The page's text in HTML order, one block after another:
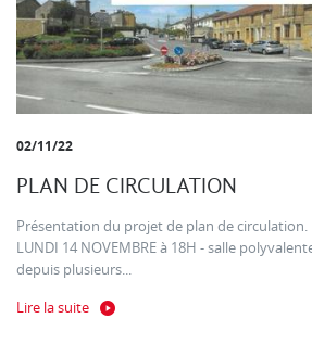
02/11/22
PLAN DE CIRCULATION
Présentation du projet de plan de circulation.
LUNDI 14 NOVEMBRE à 18H - salle
depuis plusieurs...
Lire la suite